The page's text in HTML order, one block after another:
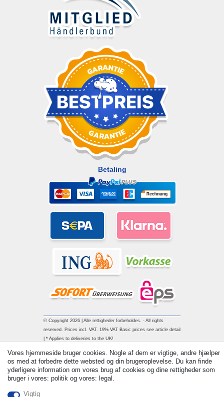
Betaling
© Copyright 2026 | Alle rettigheder forbeholdes. - All rights
reserved. Prices incl. VAT. 19% VAT Basic prices see article detail
| * Applies to deliveries to the UK!
Vores hjemmeside bruger cookies. Nogle af dem er vigtige, andre hjælper
os med at forbedre dette websted og din brugeroplevelse. Du kan finde
yderligere information om vores brug af cookies og dine rettigheder som
bruger i vores: politik og vores: legal.
Vigtig
Withdraw from contract here Kontakt